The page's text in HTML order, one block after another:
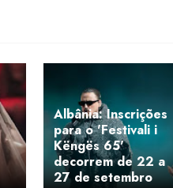
Albânia: Inscrições
para o 'Festivali i
Këngës 65'
decorrem de 22 a
27 de setembro